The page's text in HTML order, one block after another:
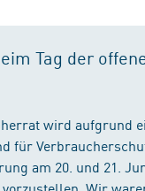
Tag der
wird aufgrund
für
am 20. und 21.